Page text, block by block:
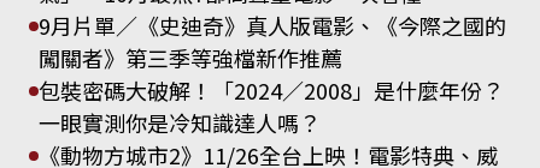
9月片單／《史迪奇》真人版電影、《今際之國的
闖關者》第三季等強檔新作推薦
包裝密碼大破解！「2024／2008」是什麼年份？
一眼實測你是冷知識達人嗎？
《動物方城市2》11/26全台上映！電影特典、威